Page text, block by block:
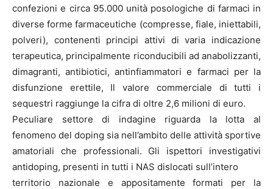
confezioni e circa 95.000 unità posologiche di farmaci in
diverse forme farmaceutiche (compresse, fiale, iniettabili,
polveri), contenenti principi attivi di varia indicazione
terapeutica, principalmente riconducibili ad anabolizzanti,
dimagranti, antibiotici, antinfiammatori e farmaci per la
disfunzione erettile, Il valore commerciale di tutti i
sequestri raggiunge la cifra di oltre 2,6 milioni di euro.
Peculiare settore di indagine riguarda la lotta al
fenomeno del doping sia nell’ambito delle attività sportive
amatoriali che professionali. Gli ispettori investigativi
antidoping, presenti in tutti i NAS dislocati sull’intero
territorio nazionale e appositamente formati per la